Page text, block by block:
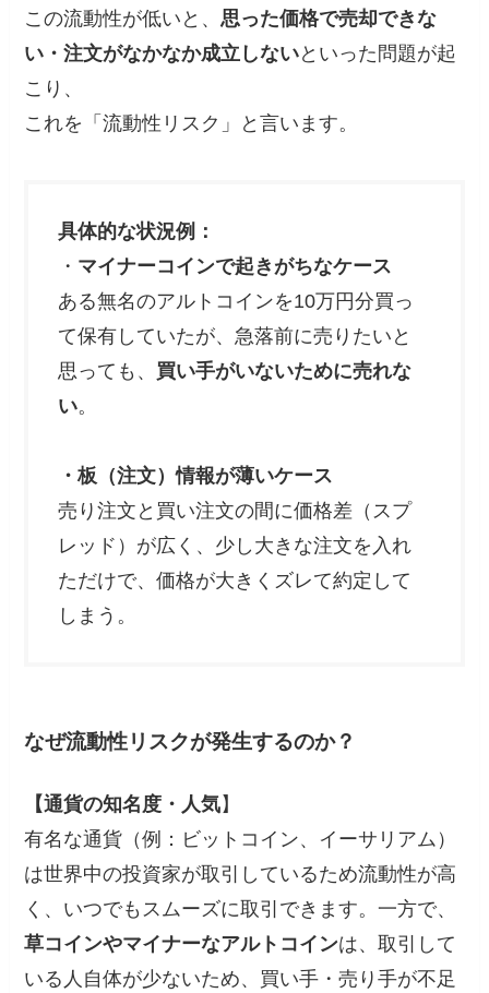
この流動性が低いと、思った価格で売却できな
い・注文がなかなか成立しないといった問題が起
こり、
これを「流動性リスク」と言います。
具体的な状況例：
・ マイナーコインで起きがちなケース
ある無名のアルトコインを10万円分買っ
て保有していたが、急落前に売りたいと
思っても、 買い手がいないために売れな
い。
・板（注文）情報が薄いケース
売り注文と買い注文の間に価格差（スプ
レッド）が広く、少し大きな注文を入れ
ただけで、価格が大きくズレて約定して
しまう。
なぜ流動性リスクが発生するのか？
【通貨の知名度・人気】
有名な通貨（例：ビットコイン、イーサリアム）
は世界中の投資家が取引しているため流動性が高
く、いつでもスムーズに取引できます。一方で、
草コインやマイナーなアルトコインは、取引して
いる人自体が少ないため、買い手・売り手が不足